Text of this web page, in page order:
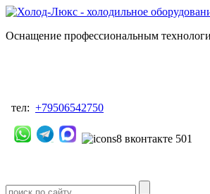
Оснащение профессиональным
тел: +79506542750